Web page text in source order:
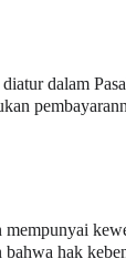
dalam
hak